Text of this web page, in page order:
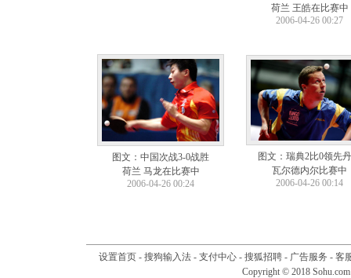
荷兰 王皓在比赛中
2006-04-26 00:27
图文：中国次战3-0战胜
荷兰 马龙在比赛中
2006-04-26 00:24
图文：瑞典2比0领先
瓦尔德内尔比赛中
2006-04-26 00:14
设置首页- 搜狗输入法- 支付中心- 搜狐招聘- 广告服务 - 客
Copyright © 2018